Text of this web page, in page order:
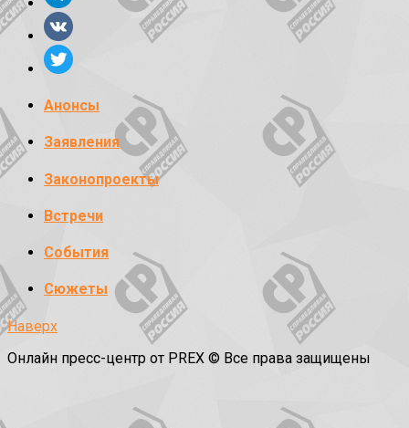
Анонсы
Заявления
Законопроекты
Встречи
События
Сюжеты
Наверх
Онлайн пресс-центр от PREX © Все права защищены